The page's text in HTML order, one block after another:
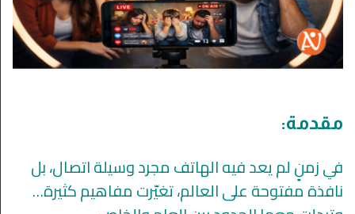
مقدمة:
في زمنٍ لم يعد فيه الهاتف مجرد وسيلة اتصال، بل
نافذة مفتوحة على العالم، تغيّرت مفاهيم كثيرة…